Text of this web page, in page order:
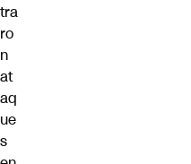
tra
ro
n
at
aq
ue
s